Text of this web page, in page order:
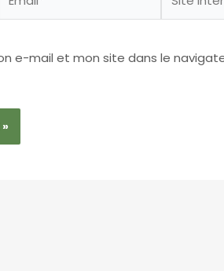
Internet
e-mail et mon site dans le